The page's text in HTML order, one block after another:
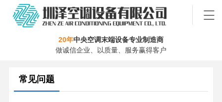
20年中央空调末端设备专业制造商
做诚信企业、以质量、服务赢得客户
常见问题